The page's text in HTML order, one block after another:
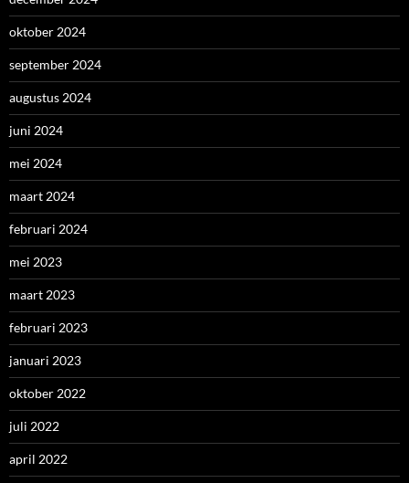
oktober 2024
september 2024
augustus 2024
juni 2024
mei 2024
maart 2024
februari 2024
mei 2023
maart 2023
februari 2023
januari 2023
oktober 2022
juli 2022
april 2022